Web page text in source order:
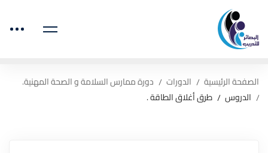
الصفحة الرئيسية الدورات
دورة ممارس السلامة و الصحة المهنية.
الدروس
طرق أغلاق الطاقة .